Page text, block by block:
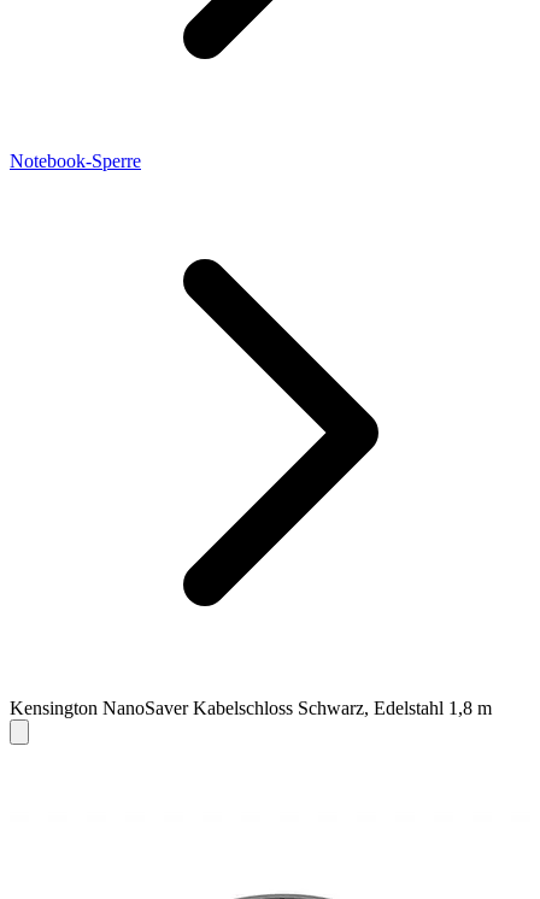
Notebook-Sperre
Kensington NanoSaver Kabelschloss Schwarz, Edelstahl 1,8 m